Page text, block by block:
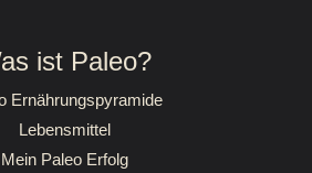
ist Paleo?
Ernährungspyramide
Lebensmittel
Mein Paleo Erfolg